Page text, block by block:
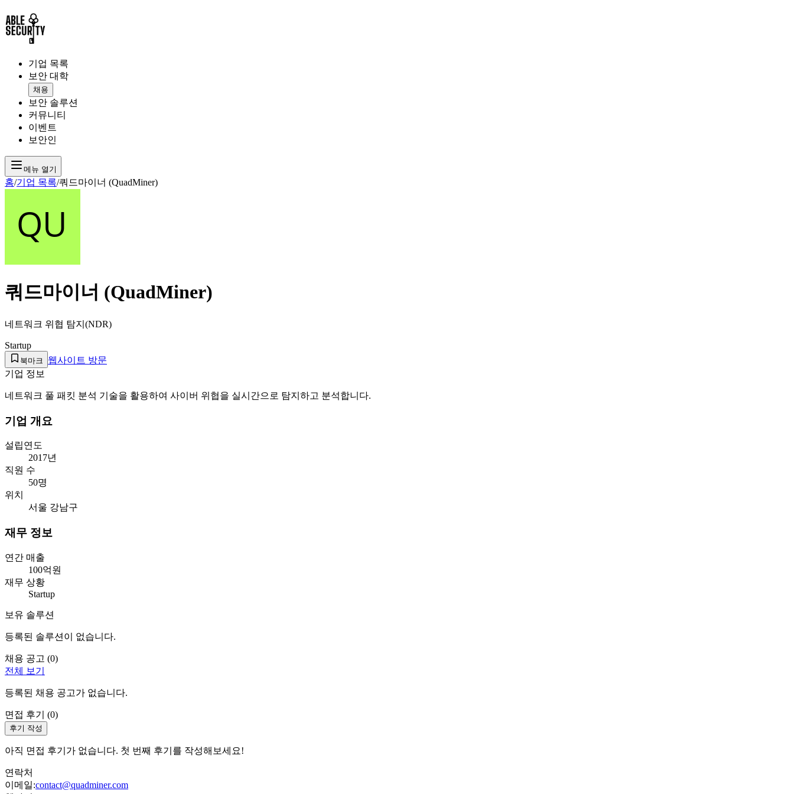
기업 목록
보안 대학
채용
보안 솔루션
커뮤니티
이벤트
보안인
메뉴 열기
홈/기업 목록/쿼드마이너 (QuadMiner)
쿼드마이너 (QuadMiner)
네트워크 위협 탐지(NDR)
Startup
북마크
웹사이트 방문
기업 정보
네트워크 풀 패킷 분석 기술을 활용하여 사이버 위협을 실시간으로 탐지하고 분석합니다.
기업 개요
설립연도
2017년
직원 수
50명
위치
서울 강남구
재무 정보
연간 매출
100억원
재무 상황
Startup
보유 솔루션
등록된 솔루션이 없습니다.
채용 공고 (0)
전체 보기
등록된 채용 공고가 없습니다.
면접 후기 (0)
후기 작성
아직 면접 후기가 없습니다. 첫 번째 후기를 작성해보세요!
연락처
이메일:contact@quadminer.com